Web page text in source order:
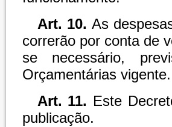
Art. 10. As
correrão por conta de
se necessário,
Orçamentárias vigente.
Art. 11. Este
publicação.